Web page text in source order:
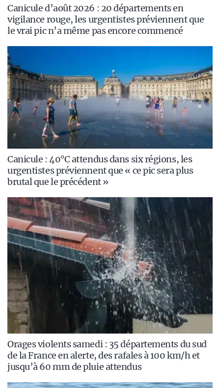
Canicule d’août 2026 : 20 départements en
vigilance rouge, les urgentistes préviennent que
le vrai pic n’a même pas encore commencé
Canicule : 40°C attendus dans six régions, les
urgentistes préviennent que « ce pic sera plus
brutal que le précédent »
Orages violents samedi : 35 départements du sud
de la France en alerte, des rafales à 100 km/h et
jusqu’à 60 mm de pluie attendus